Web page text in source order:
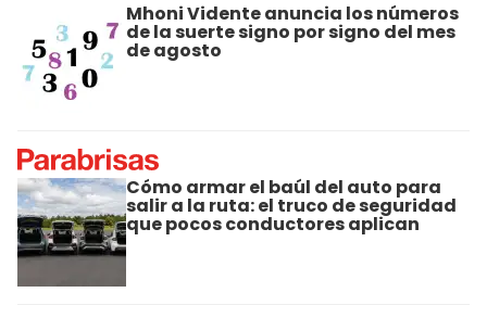
Mhoni Vidente anuncia los números
de la suerte signo por signo del mes
de agosto
Cómo armar el baúl del auto para
salir a la ruta: el truco de seguridad
que pocos conductores aplican